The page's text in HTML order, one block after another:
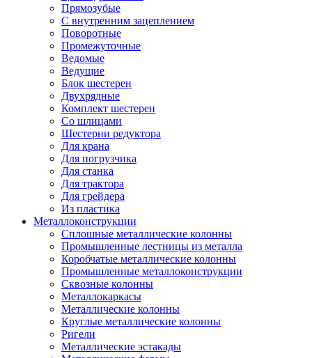
Прямозубые
С внутренним зацеплением
Поворотные
Промежуточные
Ведомые
Ведущие
Блок шестерен
Двухрядные
Комплект шестерен
Со шлицами
Шестерни редуктора
Для крана
Для погрузчика
Для станка
Для трактора
Для грейдера
Из пластика
Металлоконструкции
Сплошные металлические колонны
Промышленные лестницы из металла
Коробчатые металлические колонны
Промышленные металлоконструкции
Сквозные колонны
Металлокаркасы
Металлические колонны
Круглые металлические колонны
Ригели
Металлические эстакады